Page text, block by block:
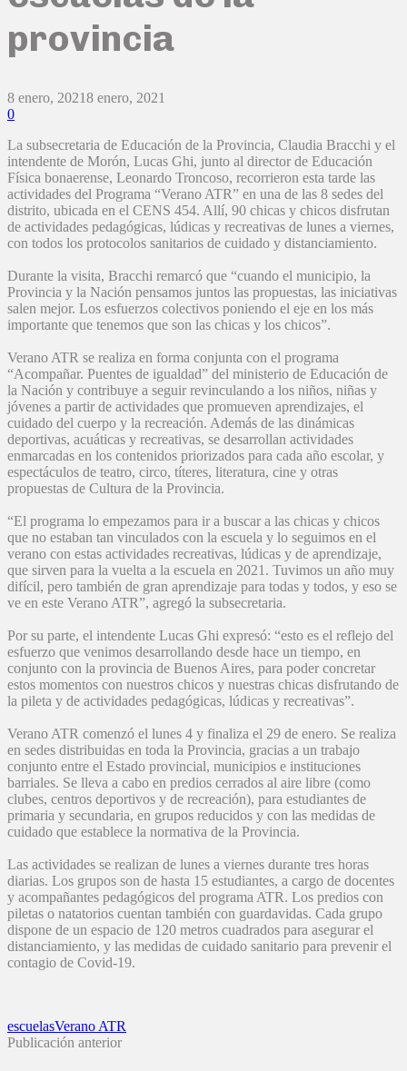
provincia
8 enero, 20218 enero, 2021
0
La subsecretaria de Educación de la Provincia, Claudia Bracchi y el
intendente de Morón, Lucas Ghi, junto al director de Educación
Física bonaerense, Leonardo Troncoso, recorrieron esta tarde las
actividades del Programa “Verano ATR” en una de las 8 sedes del
distrito, ubicada en el CENS 454. Allí, 90 chicas y chicos disfrutan
de actividades pedagógicas, lúdicas y recreativas de lunes a viernes,
con todos los protocolos sanitarios de cuidado y distanciamiento.
Durante la visita, Bracchi remarcó que “cuando el municipio, la
Provincia y la Nación pensamos juntos las propuestas, las iniciativas
salen mejor. Los esfuerzos colectivos poniendo el eje en los más
importante que tenemos que son las chicas y los chicos”.
Verano ATR se realiza en forma conjunta con el programa
“Acompañar. Puentes de igualdad” del ministerio de Educación de
la Nación y contribuye a seguir revinculando a los niños, niñas y
jóvenes a partir de actividades que promueven aprendizajes, el
cuidado del cuerpo y la recreación. Además de las dinámicas
deportivas, acuáticas y recreativas, se desarrollan actividades
enmarcadas en los contenidos priorizados para cada año escolar, y
espectáculos de teatro, circo, títeres, literatura, cine y otras
propuestas de Cultura de la Provincia.
“El programa lo empezamos para ir a buscar a las chicas y chicos
que no estaban tan vinculados con la escuela y lo seguimos en el
verano con estas actividades recreativas, lúdicas y de aprendizaje,
que sirven para la vuelta a la escuela en 2021. Tuvimos un año muy
difícil, pero también de gran aprendizaje para todas y todos, y eso se
ve en este Verano ATR”, agregó la subsecretaria.
Por su parte, el intendente Lucas Ghi expresó: “esto es el reflejo del
esfuerzo que venimos desarrollando desde hace un tiempo, en
conjunto con la provincia de Buenos Aires, para poder concretar
estos momentos con nuestros chicos y nuestras chicas disfrutando de
la pileta y de actividades pedagógicas, lúdicas y recreativas”.
Verano ATR comenzó el lunes 4 y finaliza el 29 de enero. Se realiza
en sedes distribuidas en toda la Provincia, gracias a un trabajo
conjunto entre el Estado provincial, municipios e instituciones
barriales. Se lleva a cabo en predios cerrados al aire libre (como
clubes, centros deportivos y de recreación), para estudiantes de
primaria y secundaria, en grupos reducidos y con las medidas de
cuidado que establece la normativa de la Provincia.
Las actividades se realizan de lunes a viernes durante tres horas
diarias. Los grupos son de hasta 15 estudiantes, a cargo de docentes
y acompañantes pedagógicos del programa ATR. Los predios con
piletas o natatorios cuentan también con guardavidas. Cada grupo
dispone de un espacio de 120 metros cuadrados para asegurar el
distanciamiento, y las medidas de cuidado sanitario para prevenir el
contagio de Covid-19.
escuelasVerano ATR
Publicación anterior